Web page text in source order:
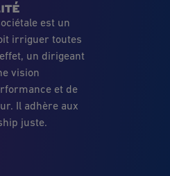
est un
irriguer toutes
un dirigeant
vision
et de
Il adhère aux
juste.